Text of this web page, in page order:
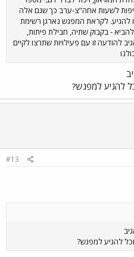
לשעות אחה"צ-ערב כך שגם אלה
להגיע. לקראת המפגש נארגן רשימת
- בקבוק שתיה, חבילת פיתות,
להודעה זו עם פעילויות שתרצו לקיים
להגיע למפגש?
#13
להגיע למפגש?